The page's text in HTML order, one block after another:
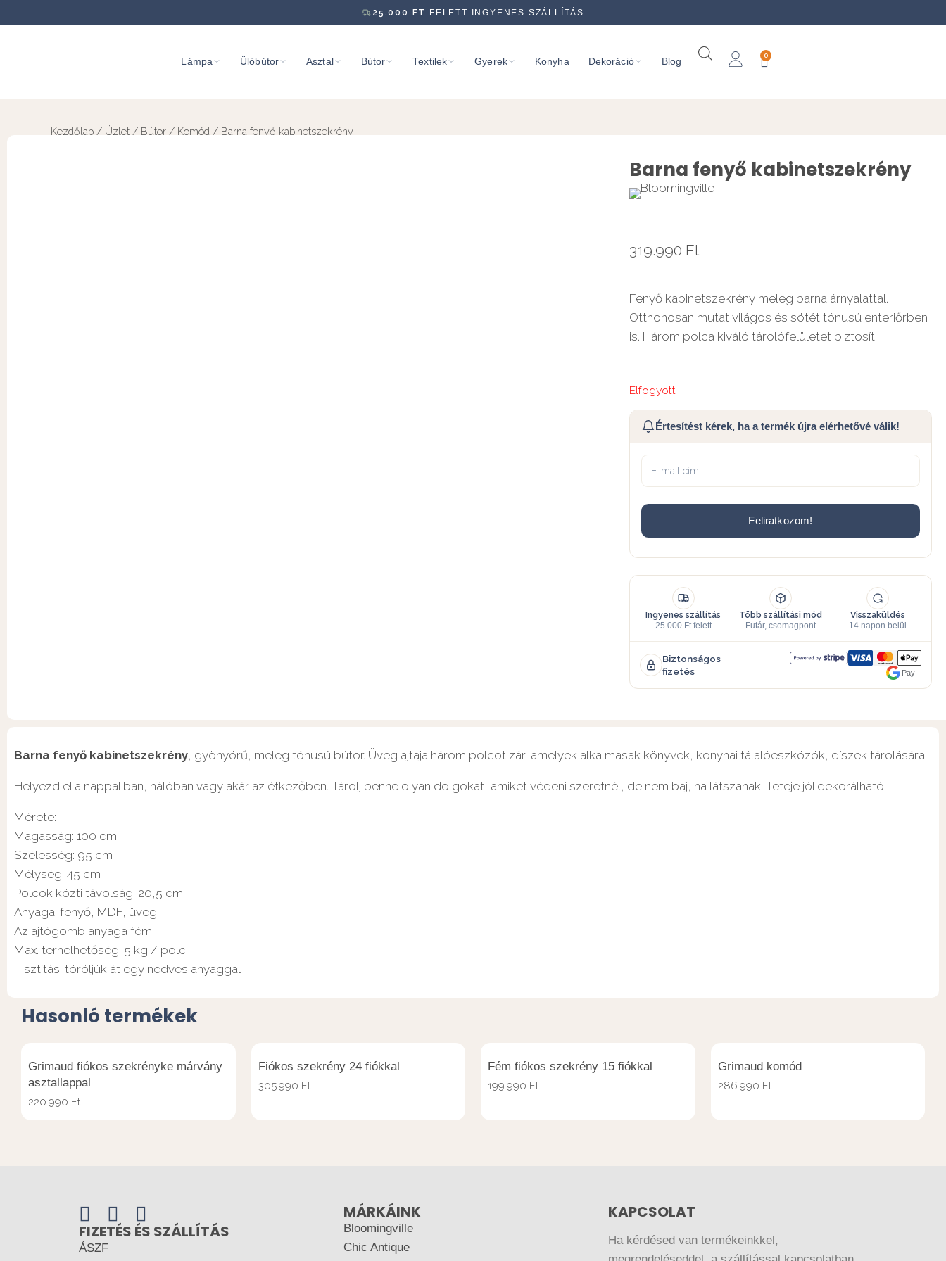
25.000 FT FELETT INGYENES SZÁLLÍTÁS
Lámpa Ülőbútor Asztal Bútor Textilek Gyerek Konyha Dekoráció Blog
0
Kezdőlap / Üzlet / Bútor / Komód / Barna fenyő kabinetszekrény
Barna fenyő kabinetszekrény
319.990 Ft
Fenyő kabinetszekrény meleg barna árnyalattal.
Otthonosan mutat világos és sötét tónusú enteriőrben
is. Három polca kiváló tárolófelületet biztosít.
Elfogyott
Értesítést kérek, ha a termék újra elérhetővé válik!
Feliratkozom!
Ingyenes szállítás
25 000 Ft felett
Több szállítási mód
Futár, csomagpont
Visszaküldés
14 napon belül
Biztonságos
fizetés
Pay
Barna fenyő kabinetszekrény, gyönyörű, meleg tónusú bútor. Üveg ajtaja három polcot zár, amelyek alkalmasak könyvek, konyhai tálalóeszközök, díszek tárolására.
Helyezd el a nappaliban, hálóban vagy akár az étkezőben. Tárolj benne olyan dolgokat, amiket védeni szeretnél, de nem baj, ha látszanak. Teteje jól dekorálható.
Mérete:
Magasság: 100 cm
Szélesség: 95 cm
Mélység: 45 cm
Polcok közti távolság: 20,5 cm
Anyaga: fenyő, MDF, üveg
Az ajtógomb anyaga fém.
Max. terhelhetőség: 5 kg / polc
Tisztítás: töröljük át egy nedves anyaggal
Hasonló termékek
Grimaud fiókos szekrényke márvány
asztallappal
220.990 Ft
Fiókos szekrény 24 fiókkal
305.990 Ft
Fém fiókos szekrény 15 fiókkal
199.990 Ft
Grimaud komód
286.990 Ft
FIZETÉS ÉS SZÁLLÍTÁS
ÁSZF
MÁRKÁINK
Bloomingville
Chic Antique
KAPCSOLAT
Ha kérdésed van termékeinkkel,